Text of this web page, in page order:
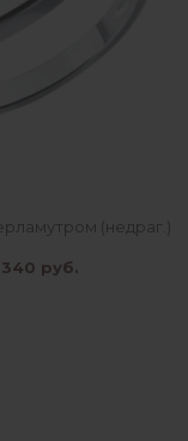
(недраг.)
руб.